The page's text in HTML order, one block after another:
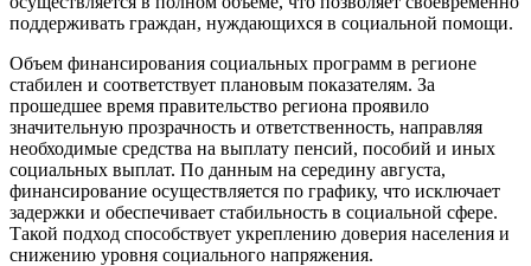
поддерживать граждан, нуждающихся в социальной помощи.
Объем финансирования социальных программ в регионе
стабилен и соответствует плановым показателям. За
прошедшее время правительство региона проявило
значительную прозрачность и ответственность, направляя
необходимые средства на выплату пенсий, пособий и иных
социальных выплат. По данным на середину августа,
финансирование осуществляется по графику, что исключает
задержки и обеспечивает стабильность в социальной сфере.
Такой подход способствует укреплению доверия населения и
снижению уровня социального напряжения.